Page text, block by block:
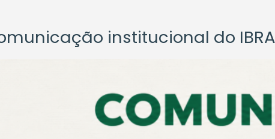
institucional do